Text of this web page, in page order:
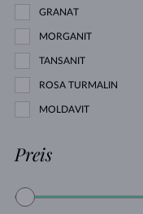
GRANAT
MORGANIT
TANSANIT
ROSA TURMALIN
MOLDAVIT
Preis